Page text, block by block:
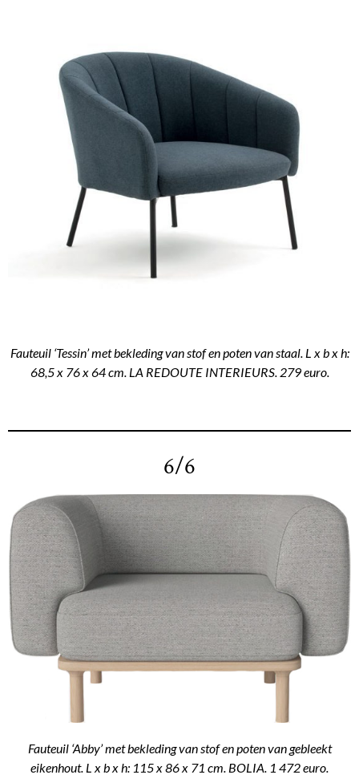
Fauteuil ‘Tessin’ met bekleding van stof en poten van staal. L x b x h:
68,5 x 76 x 64 cm. LA REDOUTE INTERIEURS. 279 euro.
6/6
Fauteuil ‘Abby’ met bekleding van stof en poten van gebleekt
eikenhout. L x b x h: 115 x 86 x 71 cm. BOLIA. 1 472 euro.